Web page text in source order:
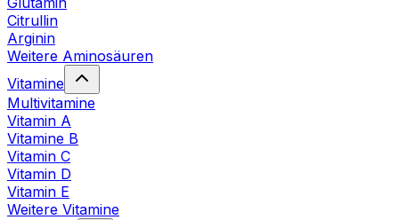
Citrullin
Arginin
Weitere Aminosäuren
Vitamine
Multivitamine
Vitamin A
Vitamine B
Vitamin C
Vitamin D
Vitamin E
Weitere Vitamine